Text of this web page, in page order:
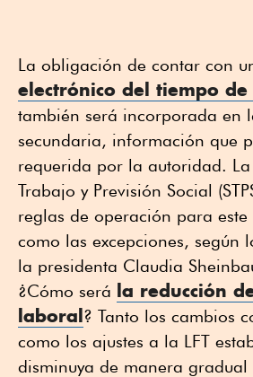
La obligación de contar con
electrónico del tiempo
también será incorporada en
secundaria, información que
requerida por la autoridad. La
Trabajo y Previsión Social
reglas de operación para este
como las excepciones, según
la presidenta Claudia
¿Cómo será la reducción
laboral? Tanto los cambios
como los ajustes a la LFT
disminuya de manera